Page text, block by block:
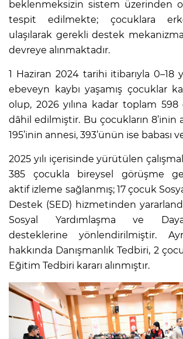
beklenmeksizin sistem üzerinden
tespit edilmekte; çocuklara
ulaşılarak gerekli destek
devreye alınmaktadır.
1 Haziran 2024 tarihi itibarıyla 0–18
ebeveyn kaybı yaşamış çocuklar
olup, 2026 yılına kadar toplam
dâhil edilmiştir. Bu çocukların 8’inin
195’inin annesi, 393’ünün ise babası
2025 yılı içerisinde yürütülen
385 çocukla bireysel görüşme
aktif izleme sağlanmış; 17 çocuk
Destek (SED) hizmetinden
Sosyal Yardımlaşma ve
desteklerine yönlendirilmiştir.
hakkında Danışmanlık Tedbiri, 2
Eğitim Tedbiri kararı alınmıştır.